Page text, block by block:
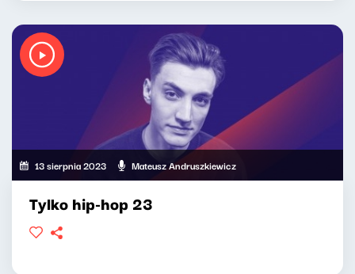
13 sierpnia 2023 Mateusz Andruszkiewicz
Tylko hip-hop 23